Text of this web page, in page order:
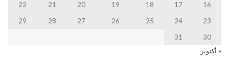
16
17
18
19
20
21
22
23
24
25
26
27
28
29
30
31
« أكتوبر